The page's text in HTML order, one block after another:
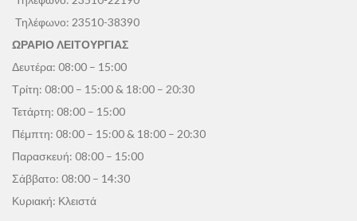
Τηλέφωνο: 23510-38390
ΩΡΑΡΙΟ ΛΕΙΤΟΥΡΓΙΑΣ
Δευτέρα: 08:00 – 15:00
Τρίτη: 08:00 – 15:00 & 18:00 – 20:30
Τετάρτη: 08:00 – 15:00
Πέμπτη: 08:00 – 15:00 & 18:00 – 20:30
Παρασκευή: 08:00 – 15:00
Σάββατο: 08:00 – 14:30
Κυριακή: Κλειστά